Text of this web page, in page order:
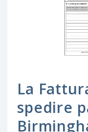
La
spedire